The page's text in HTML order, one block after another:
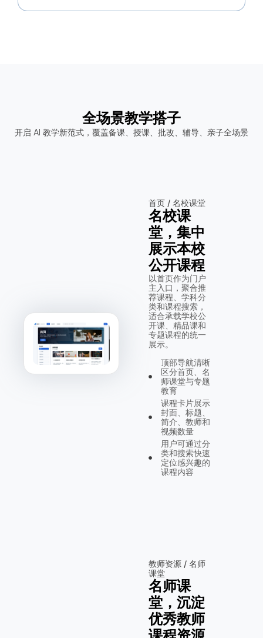
全场景教学搭子
开启 AI 教学新范式，覆盖备课、授课、批改、辅导、亲子全场景
首页 / 名校课堂
名校课
堂，集中
展示本校
公开课程
以首页作为门户
主入口，聚合推
荐课程、学科分
类和课程搜索，
适合承载学校公
开课、精品课和
专题课程的统一
展示。
顶部导航清晰
区分首页、名
师课堂与专题
教育
课程卡片展示
封面、标题、
简介、教师和
视频数量
用户可通过分
类和搜索快速
定位感兴趣的
课程内容
教师资源 / 名师
课堂
名师课
堂，沉淀
优秀教师